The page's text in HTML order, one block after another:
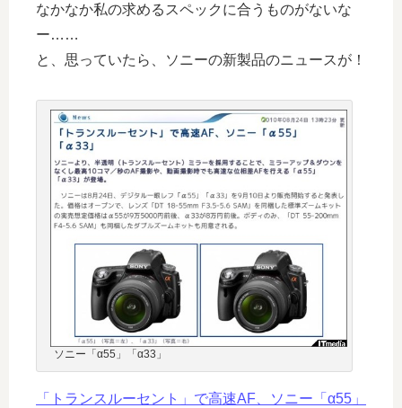
なかなか私の求めるスペックに合うものがないな
ー……
と、思っていたら、ソニーの新製品のニュースが！
ソニー「α55」「α33」
「トランスルーセント」で高速AF、ソニー「α55」